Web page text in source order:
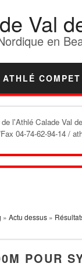
Val
en
ATHLÉ COMPET
l'Athlé Calade Val
04-74-62-94-14 /
» Actu dessus»
POUR